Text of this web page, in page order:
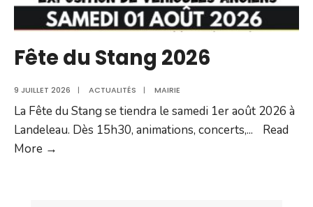
Fête du Stang 2026
9 JUILLET 2026 | ACTUALITÉS | MAIRIE
La Fête du Stang se tiendra le samedi 1er août 2026 à
Landeleau. Dès 15h30, animations, concerts,...
Read
More →